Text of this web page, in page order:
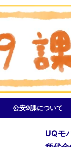
公安9課について
UQモ